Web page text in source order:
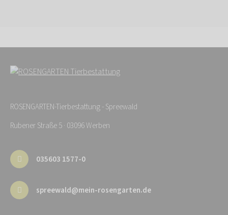
ROSENGARTEN-Tierbestattung - Spreewald
Rubener Straße 5 · 03096 Werben
035603 1577-0
spreewald@mein-rosengarten.de